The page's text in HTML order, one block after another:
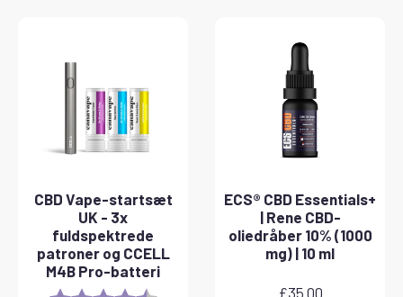
CBD Vape-startsæt
UK - 3x
fuldspektrede
patroner og CCELL
M4B Pro-batteri
ECS® CBD Essentials+
| Rene CBD-
oliedråber 10% (1000
mg) | 10 ml
£35.00